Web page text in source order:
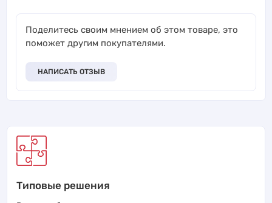
Поделитесь своим мнением об этом товаре, это
поможет другим покупателями.
НАПИСАТЬ ОТЗЫВ
Типовые решения